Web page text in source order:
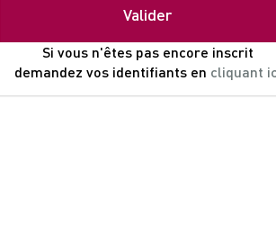
Si vous n'êtes pas encore inscrit
demandez vos identifiants en cliquant